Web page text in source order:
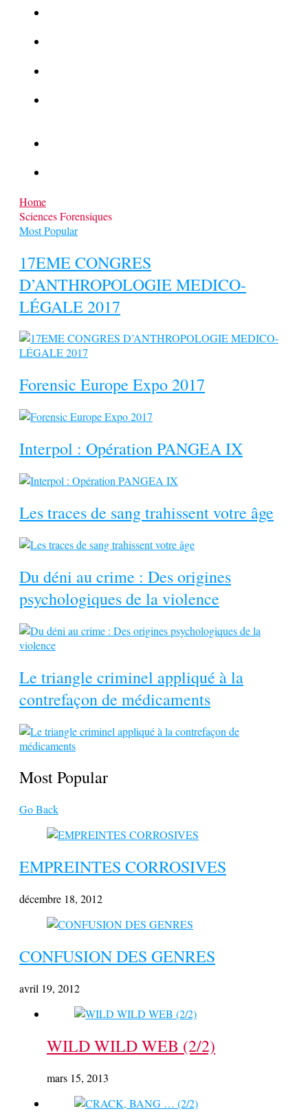
Home
Sciences Forensiques
Most Popular
17EME CONGRES
D’ANTHROPOLOGIE MEDICO-
LÉGALE 2017
Forensic Europe Expo 2017
Interpol : Opération PANGEA IX
Les traces de sang trahissent votre âge
Du déni au crime : Des origines
psychologiques de la violence
Le triangle criminel appliqué à la
contrefaçon de médicaments
Most Popular
Go Back
EMPREINTES CORROSIVES
décembre 18, 2012
CONFUSION DES GENRES
avril 19, 2012
WILD WILD WEB (2/2)
mars 15, 2013